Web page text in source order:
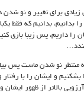
برای تغییر و نو شدن
بدانیم، بدانیم که فقط
را داریم، پس زیبا بازی
منتظر نو شدن ماست پس
بشکنیم و ایشان را با رفتار
بالاتر از ظهور ایشان و